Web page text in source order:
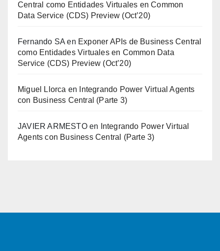
Central como Entidades Virtuales en Common
Data Service (CDS) Preview (Oct’20)
Fernando SA en Exponer APIs de Business Central
como Entidades Virtuales en Common Data
Service (CDS) Preview (Oct’20)
Miguel Llorca en
Integrando Power Virtual Agents
con Business Central (Parte 3)
JAVIER ARMESTOen
Integrando Power Virtual
Agents con Business Central (Parte 3)